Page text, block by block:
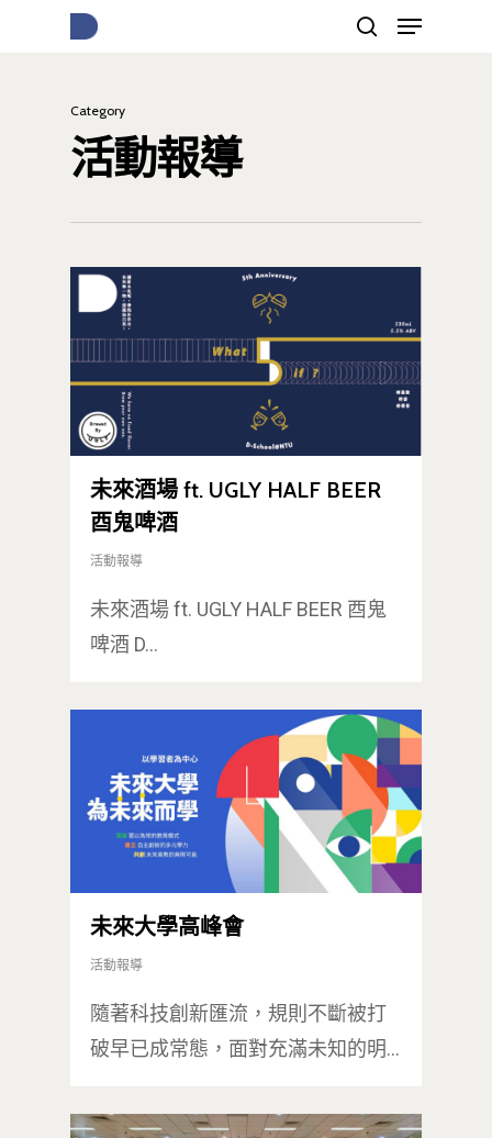
按下Enter開始搜尋，或Esc關閉跳窗
Category
活動報導
未來酒場 ft. UGLY HALF BEER
酉鬼啤酒
活動報導
未來酒場 ft. UGLY HALF BEER 酉鬼
啤酒 D…
未來大學高峰會
活動報導
隨著科技創新匯流，規則不斷被打
破早已成常態，面對充滿未知的明…